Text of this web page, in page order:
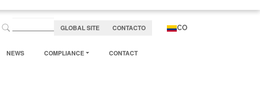
GLOBAL SITE CONTACTO CO
NEWS COMPLIANCE CONTACT